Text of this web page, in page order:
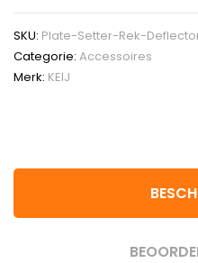
SKU: Plate-Setter-Rek-
Categorie: Accessoires
Merk: KEIJ